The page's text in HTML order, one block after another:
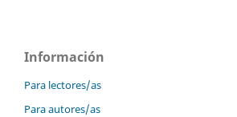
Información
Para lectores/as
Para autores/as